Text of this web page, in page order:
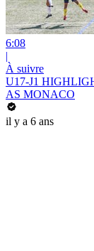
6:08
|
À suivre
U17-J1
AS MONACO
il y a 6 ans